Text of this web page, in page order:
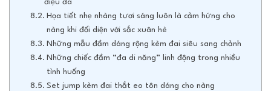
điệu đà
Họa tiết nhẹ nhàng tươi sáng luôn là cảm hứng cho
nàng khi đối diện với sắc xuân hè
Những mẫu đầm dáng rộng kèm đai siêu sang chảnh
Những chiếc đầm “đa di năng” linh động trong nhiều
tình huống
Set jump kèm đai thắt eo tôn dáng cho nàng